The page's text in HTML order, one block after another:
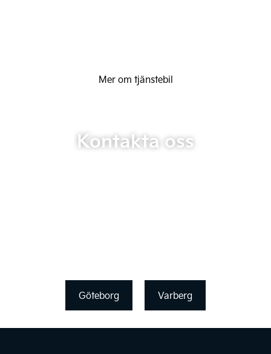
Mer om tjänstebil
Kontakta oss
Göteborg Varberg